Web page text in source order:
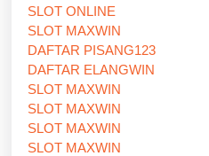
SLOT ONLINE
SLOT MAXWIN
DAFTAR PISANG123
DAFTAR ELANGWIN
SLOT MAXWIN
SLOT MAXWIN
SLOT MAXWIN
SLOT MAXWIN